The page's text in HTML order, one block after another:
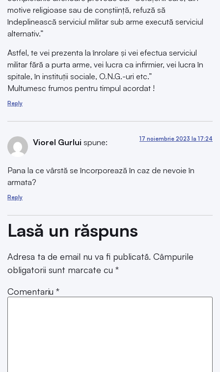
motive religioase sau de conștiință, refuză să
îndeplinească serviciul militar sub arme execută serviciul
alternativ.”
Astfel, te vei prezenta la înrolare și vei efectua serviciul
militar fără a purta arme, vei lucra ca infirmier, vei lucra în
spitale, în instituții sociale, O.N.G.-uri etc.”
Multumesc frumos pentru timpul acordat !
Reply
Viorel Gurlui spune: 17 noiembrie 2023 la 17:24
Pana la ce vârstă se încorporează în caz de nevoie în
armata?
Reply
Lasă un răspuns
Adresa ta de email nu va fi publicată. Câmpurile
obligatorii sunt marcate cu *
Comentariu *